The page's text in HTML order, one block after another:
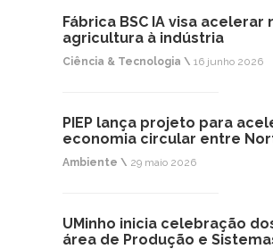
Fábrica BSC IA visa acelerar
agricultura à indústria
Ciência & Tecnologia \ 16 junho 2026
PIEP lança projeto para
economia circular entre
Ambiente \ 29 maio 2026
UMinho inicia celebração
área de Produção e